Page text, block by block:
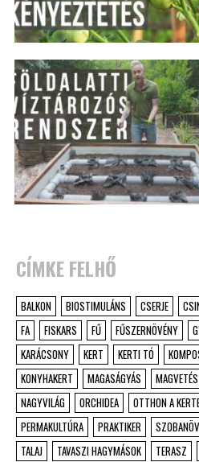
CÍMKE FELHŐ
BALKON BIOSTIMULÁNS CSERJE
FA
FISKARS FŰ FŰSZERNÖVÉNY
KARÁCSONY
KERT KERTI TÓ
KONYHAKERT
MAGASÁGYÁS MAGVETÉS
NAGYVILÁG
ORCHIDEA OTTHON A
PERMAKULTÚRA
PRAKTIKER
TALAJ
TAVASZI HAGYMÁSOK TERASZ